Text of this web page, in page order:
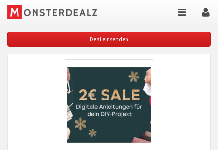
Deal einsenden